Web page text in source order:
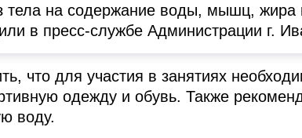
тела на содержание воды, мышц, жира
в пресс-службе Администрации г.
что для участия в занятиях
одежду и обувь. Также
воду.